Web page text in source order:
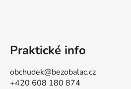
Praktické info
obchudek@bezobalac.cz
+420 608 180 874